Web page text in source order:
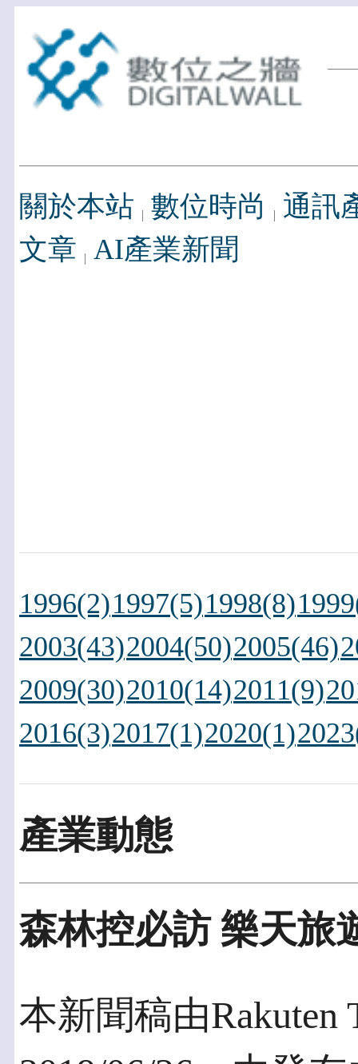
關於本站 數位時尚
通訊
文章 AI產業新聞
1996(2)1997(5)1998(8)
2003(43)2004(50)2005(46)
2009(30)2010(14)2011(9)
2016(3)2017(1)2020(1)
產業動態
森林控必訪 樂天旅
本新聞稿由Rakuten